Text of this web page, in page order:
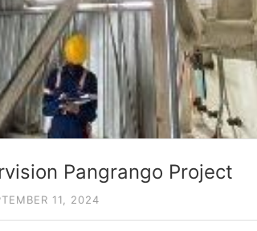
Pangrango Project
11, 2024